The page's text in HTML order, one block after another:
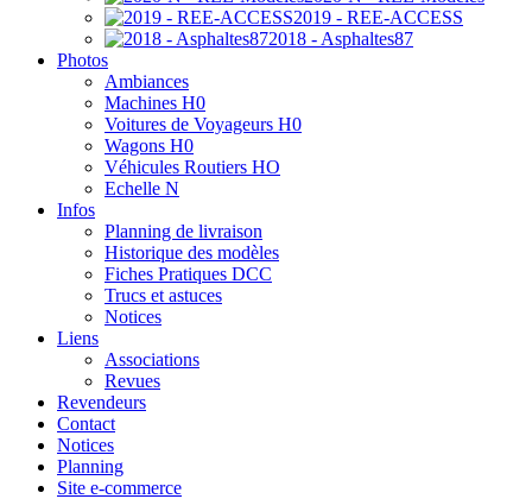
2019 - REE-ACCESS
2018 - Asphaltes87
Photos
Ambiances
Machines H0
Voitures de Voyageurs H0
Wagons H0
Véhicules Routiers HO
Echelle N
Infos
Planning de livraison
Historique des modèles
Fiches Pratiques DCC
Trucs et astuces
Notices
Liens
Associations
Revues
Revendeurs
Contact
Notices
Planning
Site e-commerce